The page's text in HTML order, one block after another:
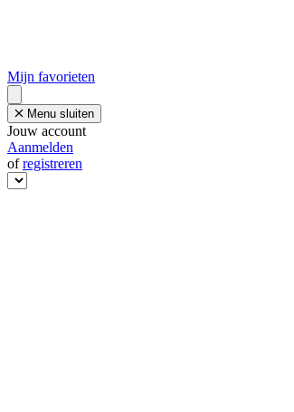
Mijn favorieten
Menu sluiten
Jouw account
Aanmelden
ofregistreren